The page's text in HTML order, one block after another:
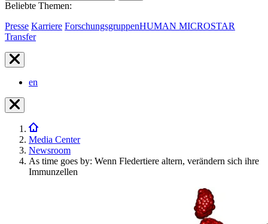
Beliebte Themen:
Presse Karriere ForschungsgruppenHUMAN MICROSTAR
Transfer
en
Media Center
Newsroom
As time goes by: Wenn Fledertiere altern, verändern sich ihre
Immunzellen